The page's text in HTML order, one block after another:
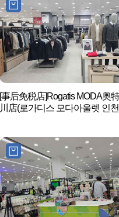
[事后免税店]Rogatis MODA奥
川店(로가디스 모다아울렛 인